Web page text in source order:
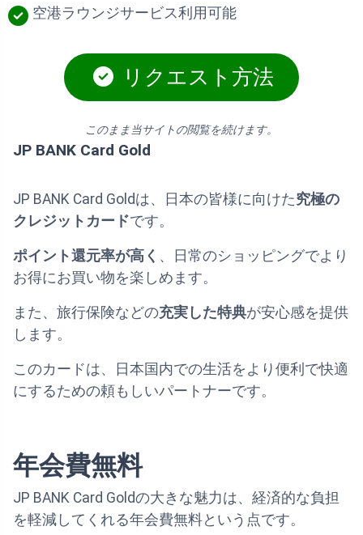
空港ラウンジサービス利用可能
リクエスト方法
このまま当サイトの閲覧を続けます。
JP BANK Card Gold
JP BANK Card Goldは、日本の皆様に向けた究極の
クレジットカードです。
ポイント還元率が高く 、日常のショッピングでより
お得にお買い物を楽しめます。
また、旅行保険などの充実した特典が安心感を提供
します。
このカードは、日本国内での生活をより便利で快適
にするための頼もしいパートナーです。
年会費無料
JP BANK Card Goldの大きな魅力は、経済的な負担
を軽減してくれる年会費無料という点です。